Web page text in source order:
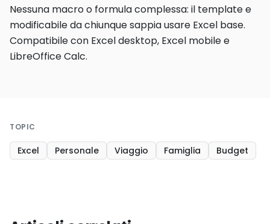
Nessuna macro o formula complessa: il template e
modificabile da chiunque sappia usare Excel base.
Compatibile con Excel desktop, Excel mobile e
LibreOffice Calc.
TOPIC
Excel Personale Viaggio Famiglia Budget